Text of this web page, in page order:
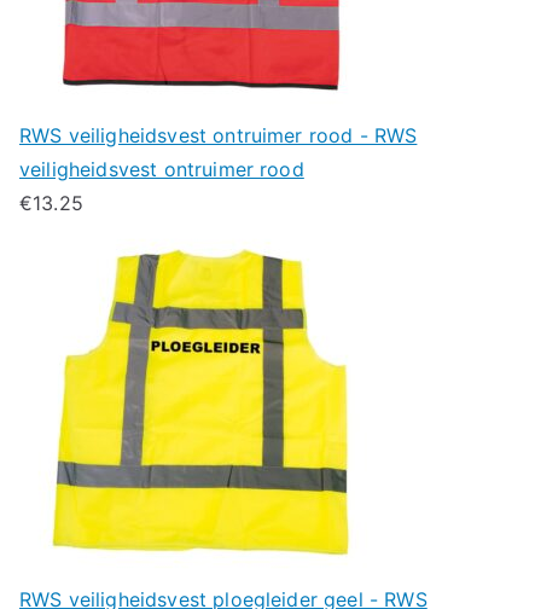
RWS veiligheidsvest ontruimer rood - RWS
veiligheidsvest ontruimer rood
€13.25
RWS veiligheidsvest ploegleider geel - RWS